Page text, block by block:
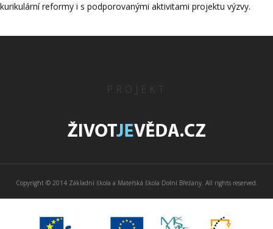
kurikulární reformy i s podporovanými aktivitami projektu výzvy.
PROJEKT
Copyright © 2014 Základní škola a Mateřská škola Dolní Břežany. All rights reserved.